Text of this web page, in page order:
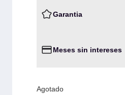
Garantia
Meses sin intereses
Agotado